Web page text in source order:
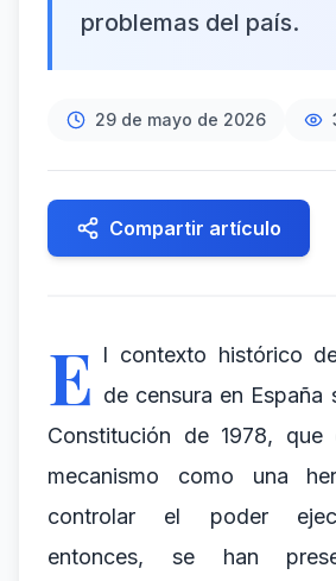
problemas del país.
29 de mayo de 2026
Compartir artículo
E l contexto histórico
de censura en España
Constitución de 1978, que
mecanismo como una
controlar el poder
entonces, se han